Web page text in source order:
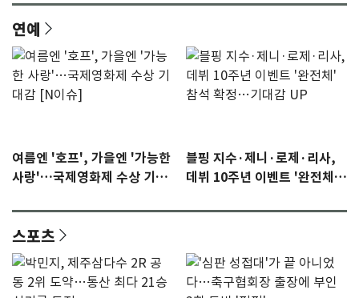
연예
여름엔 '호프', 가을엔 '가능한
사랑'…국제영화제 수상 기대
블핑 지수·제니·로제·리사,
데뷔 10주년 이벤트 '완전체'
스포츠